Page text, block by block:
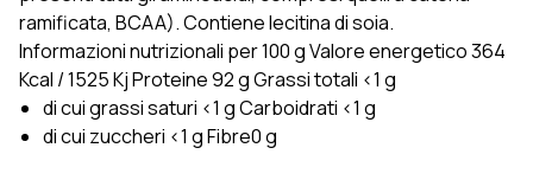
ramificata, BCAA). Contiene lecitina di soia.
Informazioni nutrizionali per 100 g Valore energetico 364
Kcal / 1525 Kj Proteine 92 g Grassi totali <1 g
di cui grassi saturi <1 g Carboidrati <1 g
di cui zuccheri <1 g Fibre0 g